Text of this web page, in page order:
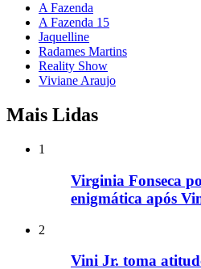
A Fazenda
A Fazenda 15
Jaquelline
Radames Martins
Reality Show
Viviane Araujo
Mais Lidas
1
Virginia Fonseca
enigmática após
2
Vini Jr. toma